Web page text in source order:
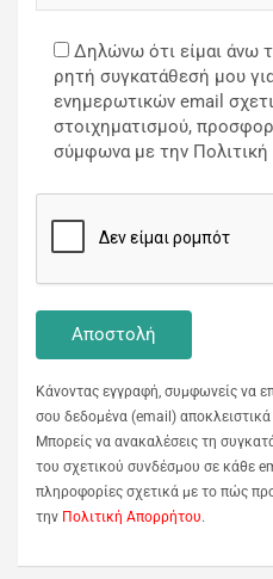
Δηλώνω ότι είμαι άνω
ρητή συγκατάθεσή μου
ενημερωτικών email
στοιχηματισμού,
σύμφωνα με την
Κάνοντας εγγραφή, συμφωνείς να
σου δεδομένα (email)
Μπορείς να ανακαλέσεις τη
του σχετικού συνδέσμου σε κάθε
πληροφορίες σχετικά με το πώς
την Πολιτική Απορρήτου.